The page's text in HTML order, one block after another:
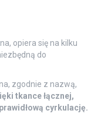
opiera się na kilku
do
zgodnie z nazwą,
tkance łącznej,
cyrkulację.